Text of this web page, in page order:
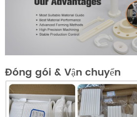
Đóng gói & Vận chuyển